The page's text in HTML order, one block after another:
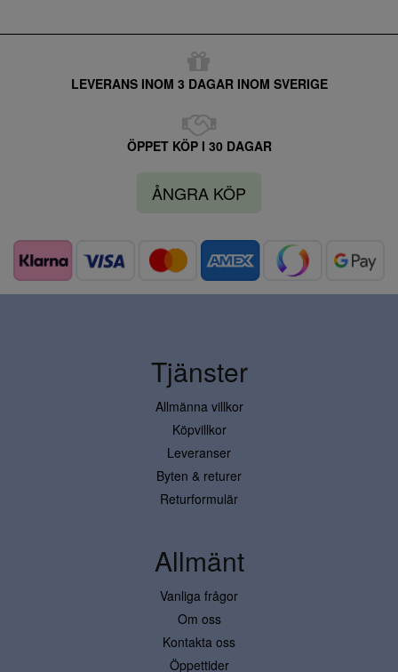
LEVERANS INOM 3 DAGAR INOM SVERIGE
ÖPPET KÖP I 30 DAGAR
ÅNGRA KÖP
Tjänster
Allmänna villkor
Köpvillkor
Leveranser
Byten & returer
Returformulär
Allmänt
Vanliga frågor
Om oss
Kontakta oss
Öppettider